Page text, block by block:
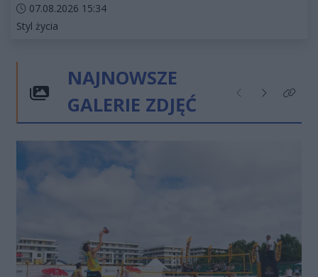
Data dodania artykułu:
07.08.2026 15:34
Kategorie artykułu:
Styl życia
NAJNOWSZE
GALERIE ZDJĘĆ
Poprzednie
NastępneKliknij